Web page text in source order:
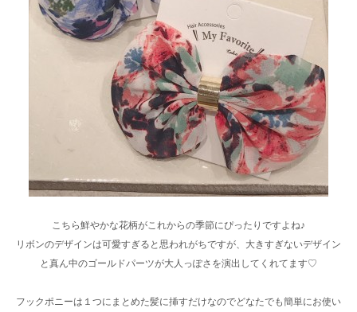
こちら鮮やかな花柄がこれからの季節にぴったりですよね♪
リボンのデザインは可愛すぎると思われがちですが、大きすぎないデザイン
と真ん中のゴールドパーツが大人っぽさを演出してくれてます♡
フックポニーは１つにまとめた髪に挿すだけなのでどなたでも簡単にお使い